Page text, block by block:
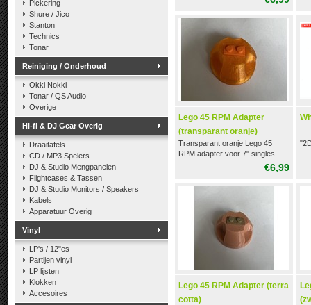
Pickering
Shure / Jico
Stanton
Technics
Tonar
Reiniging / Onderhoud
Okki Nokki
Tonar / QS Audio
Overige
Hi-fi & DJ Gear Overig
Draaitafels
CD / MP3 Spelers
DJ & Studio Mengpanelen
Flightcases & Tassen
DJ & Studio Monitors / Speakers
Kabels
Apparatuur Overig
Vinyl
LP's / 12"es
Partijen vinyl
LP lijsten
Klokken
Accesoires
Lego 45 RPM Adapter
(transparant oranje)
Transparant oranje Lego 45
RPM adapter voor 7" singles
€6,99
Lego 45 RPM Adapter (terra
cotta)